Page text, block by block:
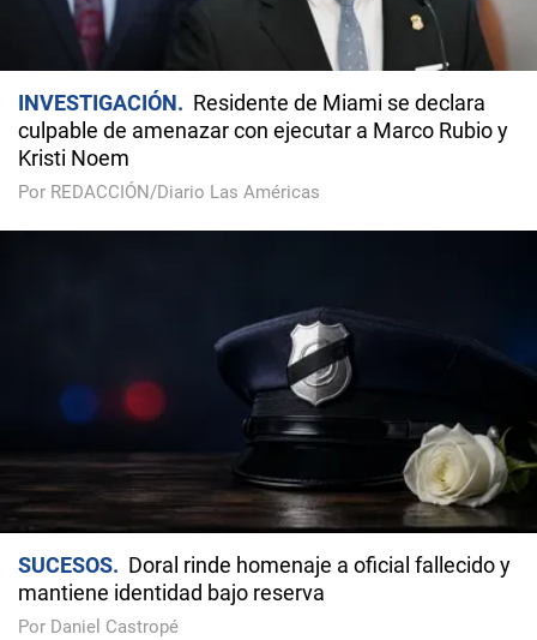
INVESTIGACIÓN
Residente de Miami se declara
culpable de amenazar con ejecutar a Marco Rubio y
Kristi Noem
Por REDACCIÓN/Diario Las Américas
SUCESOS
Doral rinde homenaje a oficial fallecido y
mantiene identidad bajo reserva
Por Daniel Castropé